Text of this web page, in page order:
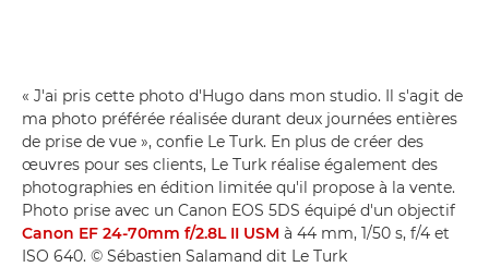
« J'ai pris cette photo d'Hugo dans mon studio. Il s'agit de
ma photo préférée réalisée durant deux journées entières
de prise de vue », confie Le Turk. En plus de créer des
œuvres pour ses clients, Le Turk réalise également des
photographies en édition limitée qu'il propose à la vente.
Photo prise avec un Canon EOS 5DS équipé d'un objectif
Canon EF 24-70mm f/2.8L II USM à 44 mm, 1/50 s, f/4 et
ISO 640. © Sébastien Salamand dit Le Turk